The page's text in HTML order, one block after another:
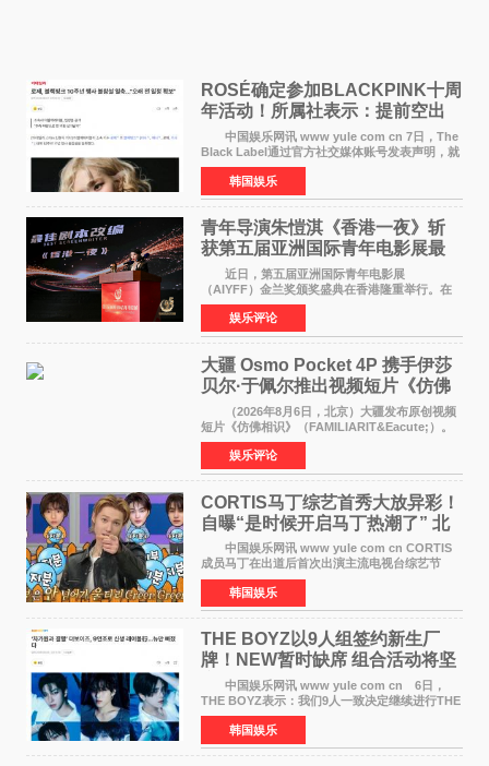
ROSÉ确定参加BLACKPINK十周
年活动！所属社表示：提前空出
了时间
中国娱乐网讯 www yule com cn 7日，The
Black Label通过官方社交媒体账号发表声明，就
近期网络上关于ROS&Eacute;个人行程及是否参
加BLACKPINK出道纪念活动的种种猜测作出正
式回应。 Th
韩国娱乐
青年导演朱愷淇《香港一夜》斩
获第五届亚洲国际青年电影展最
佳剧本改编奖
近日，第五届亚洲国际青年电影展
（AIYFF）金兰奖颁奖盛典在香港隆重举行。在
这场汇聚数百位海内外电影人、文化界人士及媒
体代表的亚洲青年影视盛会上，香港本土电影
《香港一夜》（Dawn in Ho
娱乐评论
大疆 Osmo Pocket 4P 携手伊莎
贝尔·于佩尔推出视频短片《仿佛
相识》
（2026年8月6日，北京）大疆发布原创视频
短片《仿佛相识》（FAMILIARIT&Eacute;）。
视频短片由戛纳国际电影节最佳女演员伊莎贝尔·
于佩尔（Isabelle Huppert）主演，全程使用大
疆首款双主摄口
娱乐评论
CORTIS马丁综艺首秀大放异彩！
自曝“是时候开启马丁热潮了” 北
美巡演火热进行中
中国娱乐网讯 www yule com cn CORTIS
成员马丁在出道后首次出演主流电视台综艺节
目，展现了多才多艺的魅力。 马丁出演了5日
播出的MBC《Radio Star》Fashion与Passion
之间，I&lsquo;m
韩国娱乐
THE BOYZ以9人组签约新生厂
牌！NEW暂时缺席 组合活动将坚
定不移继续
中国娱乐网讯 www yule com cn 6日，
THE BOYZ表示：我们9人一致决定继续进行THE
BOYZ组合活动，并且已经完成了组合团体活动
签约。目前正在新生厂牌下进行活动准备。尚未
离开THE BOYZ原所
韩国娱乐